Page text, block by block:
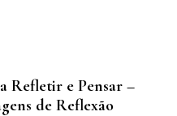
Refletir e Pensar –
de Reflexão